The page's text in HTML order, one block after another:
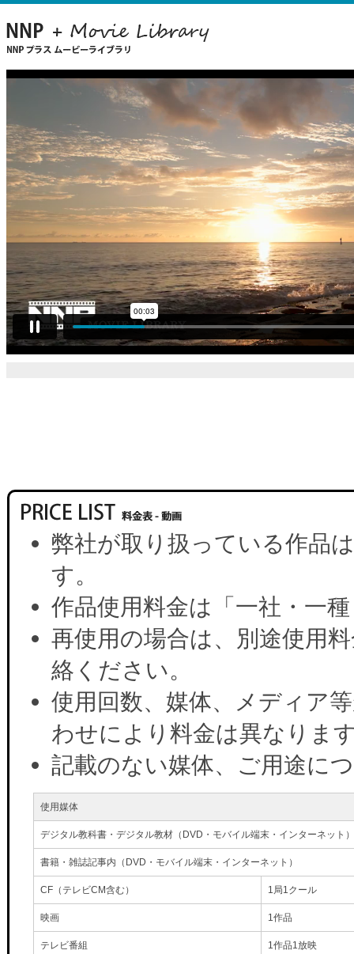
弊社が取り扱っている作品
す。
作品使用料金は「一社・一
再使用の場合は、別途使用
絡ください。
使用回数、媒体、メディア
わせにより料金は異なりま
記載のない媒体、ご用途に
使用媒体
デジタル教科書・デジタル教材（DVD・モバイル端末・インターネット）
書籍・雑誌記事内（DVD・モバイル端末・インターネット）
CF（テレビCM含む） 1局1クール
映画 1作品
テレビ番組 1作品1放映